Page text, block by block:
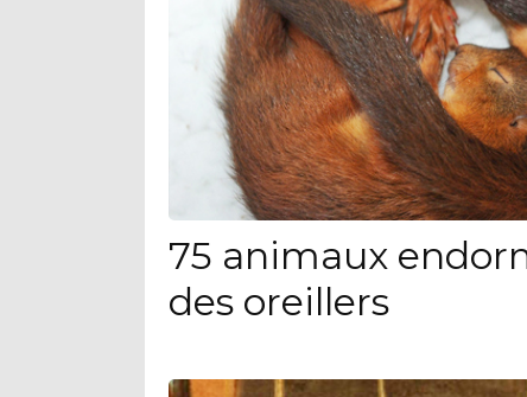
75 animaux
des oreillers